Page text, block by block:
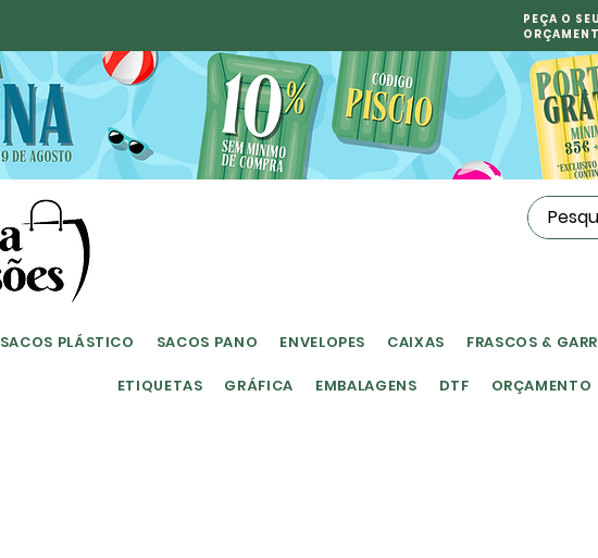
PEÇA O SEU
SACOS PLÁSTICO SACOS PANO ENVELOPES CAIXAS FRASCOS &
ETIQUETAS GRÁFICA EMBALAGENS DTF ORÇAMENTO